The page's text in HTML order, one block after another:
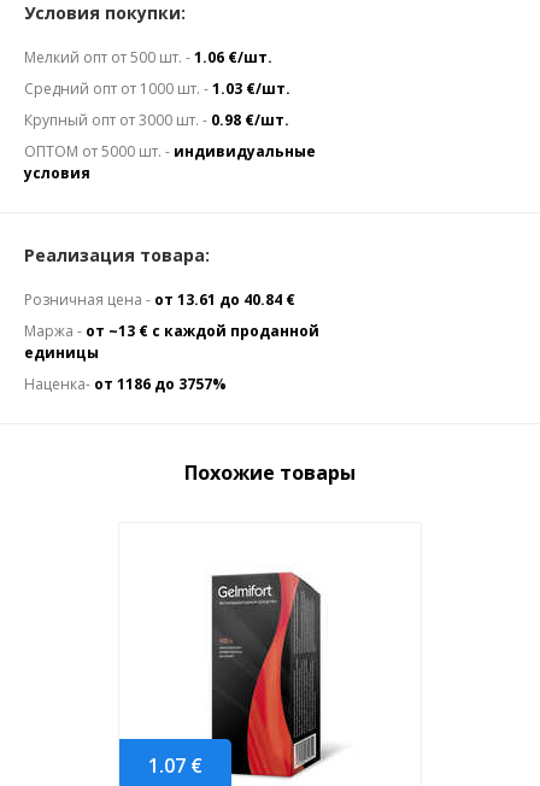
Условия покупки:
Мелкий опт от 500 шт. -1.06 €/шт.
Средний опт от 1000 шт. -1.03 €/шт.
Крупный опт от 3000 шт. - 0.98 €/шт.
ОПТОМ от 5000 шт. - индивидуальные
условия
Реализация товара:
Розничная цена - от 13.61 до 40.84 €
Маржа - от ~13 € с каждой проданной
единицы
Наценка- от 1186 до 3757%
Похожие товары
1.07 €